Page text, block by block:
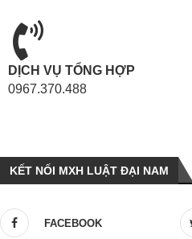
DỊCH VỤ TỔNG HỢP
0967.370.488
KẾT NỐI MXH LUẬT ĐẠI NAM
FACEBOOK